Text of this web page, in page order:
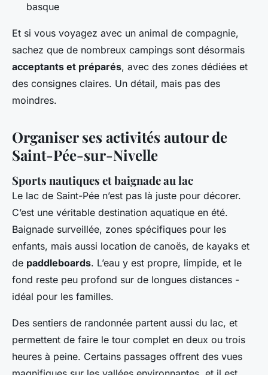
basque
Et si vous voyagez avec un animal de compagnie,
sachez que de nombreux campings sont désormais
acceptants et préparés, avec des zones dédiées et
des consignes claires. Un détail, mais pas des
moindres.
Organiser ses activités autour de
Saint-Pée-sur-Nivelle
Sports nautiques et baignade au lac
Le lac de Saint-Pée n’est pas là juste pour décorer.
C’est une véritable destination aquatique en été.
Baignade surveillée, zones spécifiques pour les
enfants, mais aussi location de canoës, de kayaks et
de paddleboards. L’eau y est propre, limpide, et le
fond reste peu profond sur de longues distances -
idéal pour les familles.
Des sentiers de randonnée partent aussi du lac, et
permettent de faire le tour complet en deux ou trois
heures à peine. Certains passages offrent des vues